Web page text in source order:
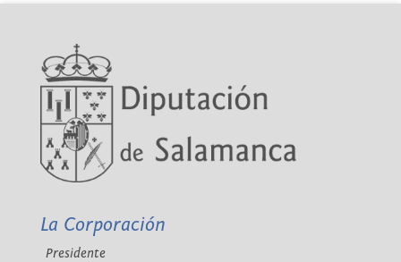
La Corporación
Presidente